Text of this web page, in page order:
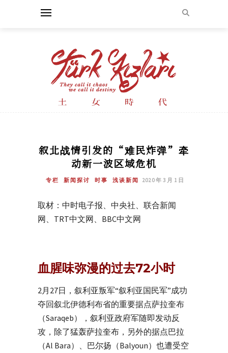
叙北战情引发的“难民炸弹”牵
动新一波区域危机
专栏 新闻探讨 时事 浅谈新闻 2020 年 3 月 1 日
取材：中时电子报、中央社、联合新闻
网、TRT中文网、BBC中文网
血腥味弥漫的过去72小时
2月27日，叙利亚叛军“叙利亚国民军”成功
夺回叙北伊德利布省的重要据点萨拉奎布
（Saraqeb），叙利亚政府军随即发动反
攻，除了猛轰萨拉奎布，另外的据点巴拉
（Al Bara）、巴尔扬（Balyoun）也遭受空